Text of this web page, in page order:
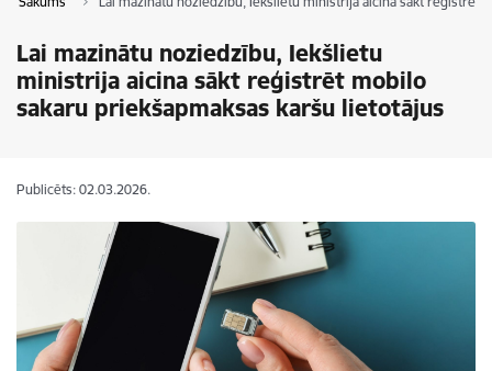
Lai mazinātu noziedzību, Iekšlietu
ministrija aicina sākt reģistrēt mobilo
sakaru priekšapmaksas karšu lietotājus
Publicēts: 02.03.2026.